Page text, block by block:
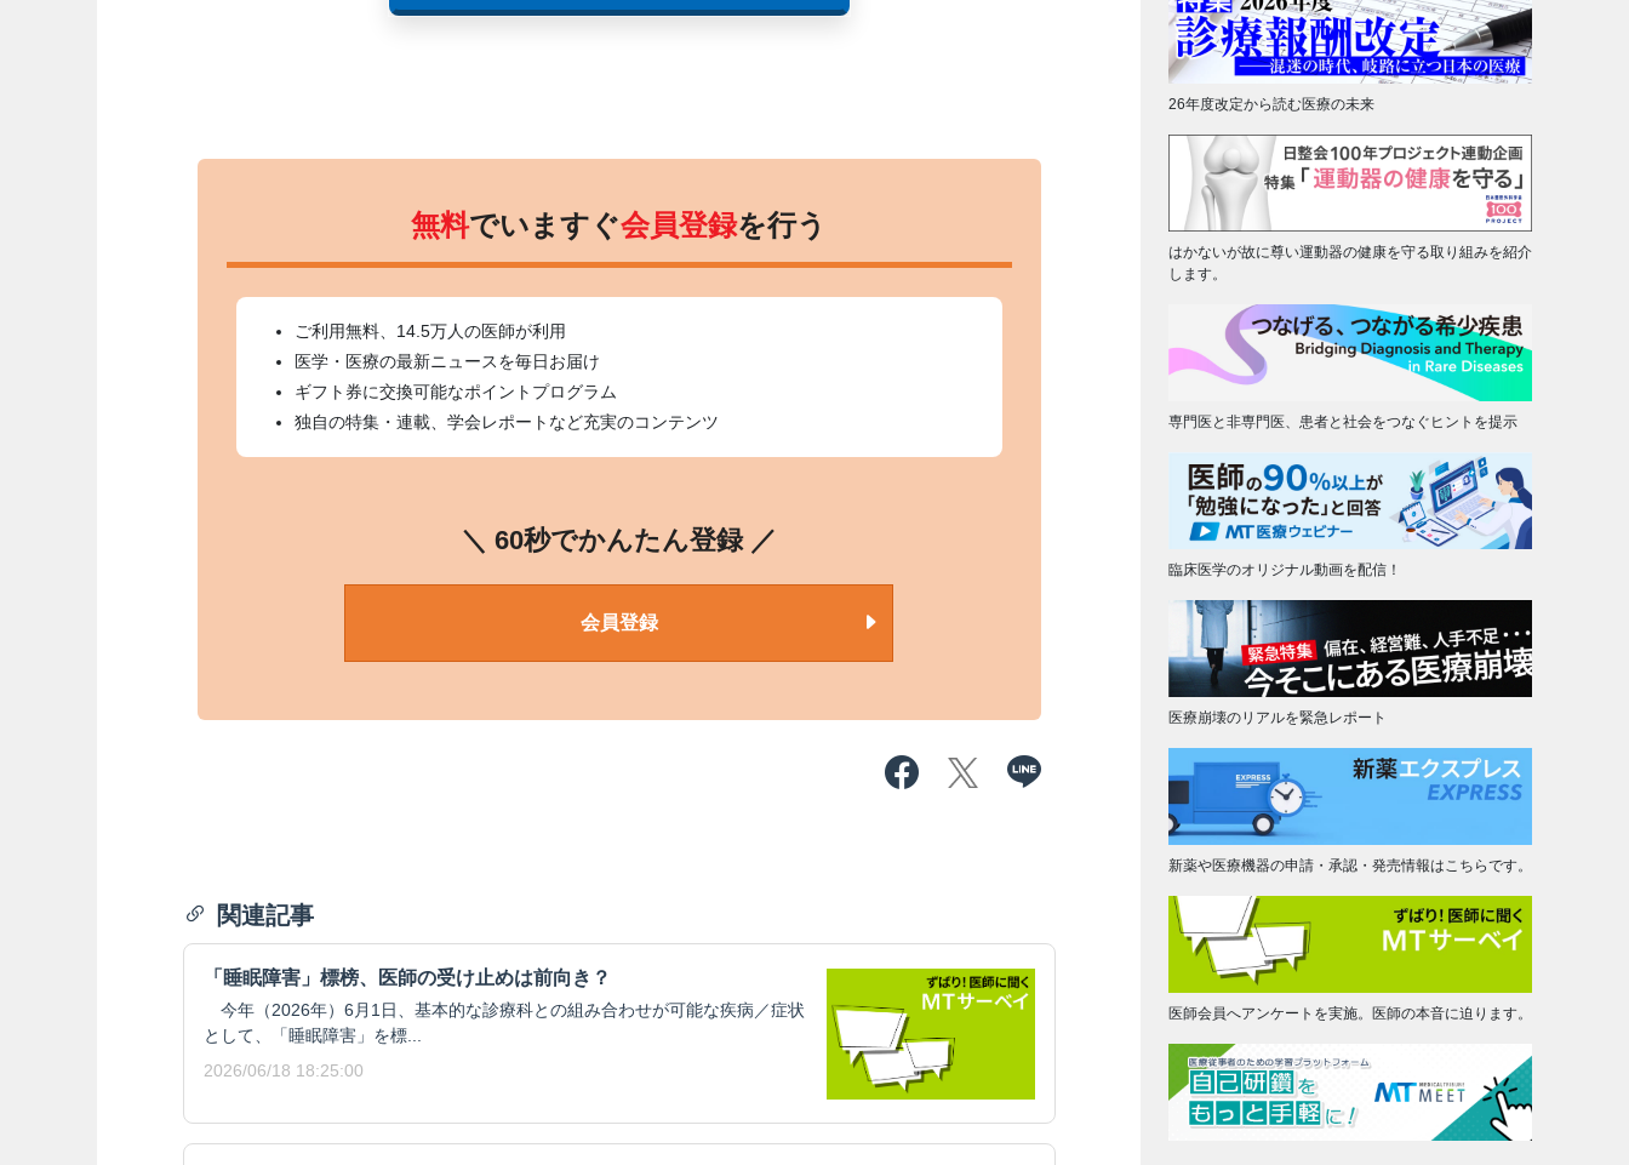
無料でいますぐ会員登録を行う
ご利用無料、14.5万人の医師が利用
医学・医療の最新ニュースを毎日お届け
ギフト券に交換可能なポイントプログラム
独自の特集・連載、学会レポートなど充実のコンテンツ
＼ 60秒でかんたん登録 ／
会員登録
関連記事
「睡眠障害」標榜、医師の受け止めは前向き？
今年（2026年）6月1日、基本的な診療科との組み合わせが可能な疾病／症状
として、「睡眠障害」を標...
2026/06/18 18:25:00
26年度改定から読む医療の未来
はかないが故に尊い運動器の健康を守る取り組みを紹介
します。
専門医と非専門医、患者と社会をつなぐヒントを提示
臨床医学のオリジナル動画を配信！
医療崩壊のリアルを緊急レポート
新薬や医療機器の申請・承認・発売情報はこちらです。
医師会員へアンケートを実施。医師の本音に迫ります。